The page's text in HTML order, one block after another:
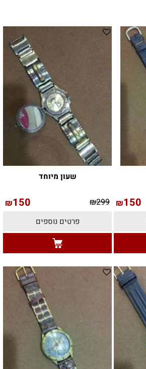
₪150
שעון מיוחד
₪299
₪150
פרטים נוספים